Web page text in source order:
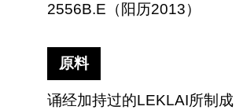
2556B.E （阳历2013）
原料
诵经加持过的LEKLAI所制成